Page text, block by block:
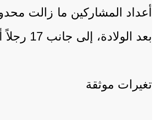
بعد الولادة، إلى جانب 17 رجلاً أعزب خضعوا للفحص خلال فترة تراوحت بين 8 و 9 أشهر.
تغيرات موثقة